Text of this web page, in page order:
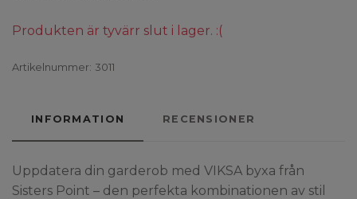
Produkten är tyvärr slut i lager. :(
Artikelnummer: 3011
INFORMATION RECENSIONER
Uppdatera din garderob med VIKSA byxa från
Sisters Point – den perfekta kombinationen av stil